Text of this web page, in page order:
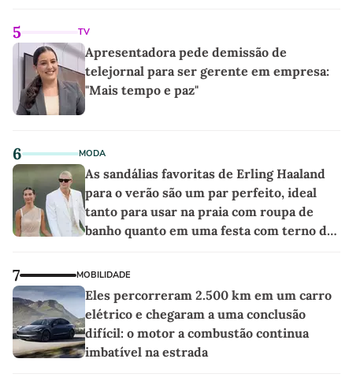
5 TV
Apresentadora pede demissão de
telejornal para ser gerente em empresa:
"Mais tempo e paz"
6 MODA
As sandálias favoritas de Erling Haaland
para o verão são um par perfeito, ideal
tanto para usar na praia com roupa de
banho quanto em uma festa com terno de
7 MOBILIDADE
Eles percorreram 2.500 km em um carro
elétrico e chegaram a uma conclusão
difícil: o motor a combustão continua
imbatível na estrada